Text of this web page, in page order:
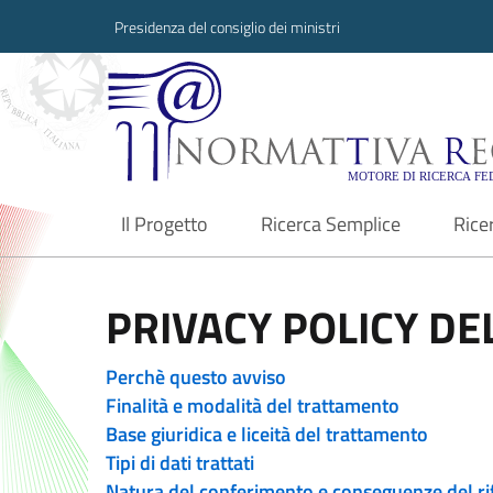
Presidenza del consiglio dei ministri
Normattiva
Il Progetto
current Ricerca Semplice
PRIVACY POLICY
Perchè questo avviso
Finalità e modalità del trattamento
Base giuridica e liceità del trattamento
Tipi di dati trattati